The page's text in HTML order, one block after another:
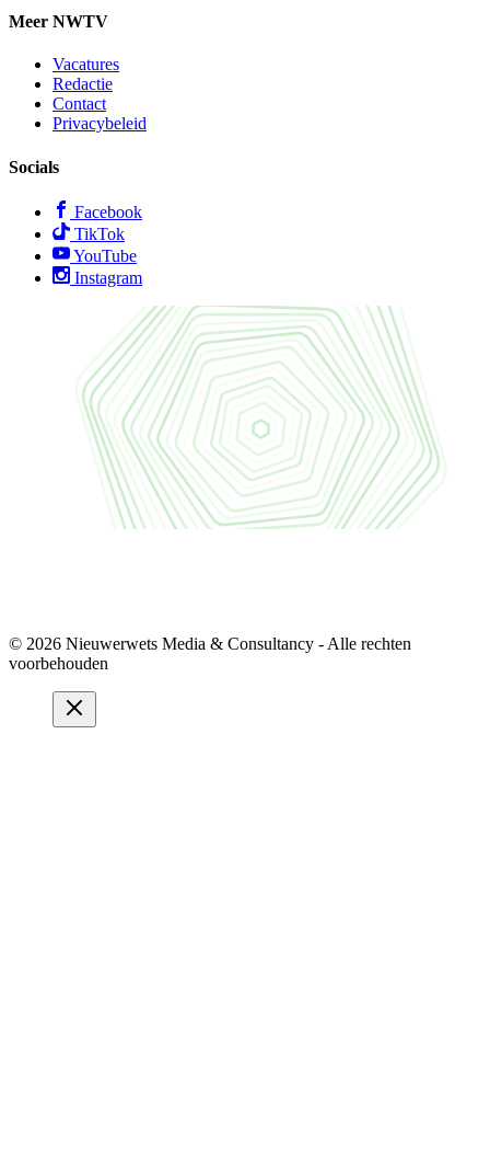
Meer NWTV
Vacatures
Redactie
Contact
Privacybeleid
Socials
Facebook
TikTok
YouTube
Instagram
© 2026 Nieuwerwets Media & Consultancy - Alle rechten
voorbehouden